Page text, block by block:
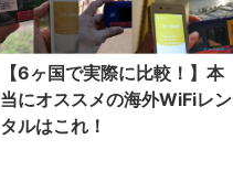
【6ヶ国で実際に比較！】本
当にオススメの海外WiFiレン
タルはこれ！